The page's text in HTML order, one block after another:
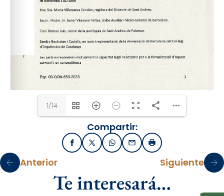
1/14
Compartir:
FacebookX / TwitterWhatsApp
EmailImprimir
Anterior Siguiente
Te interesará…